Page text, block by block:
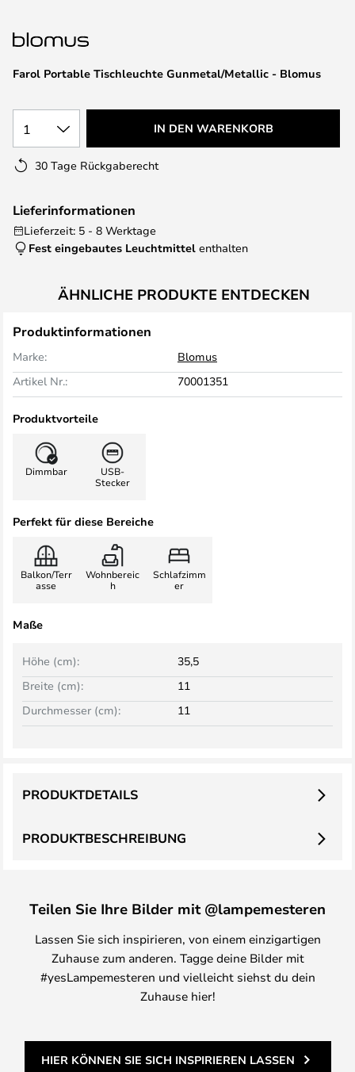
Farol Portable Tischleuchte Gunmetal/Metallic - Blomus
1 IN DEN WARENKORB
30 Tage Rückgaberecht
Lieferinformationen
Lieferzeit: 5 - 8 Werktage
Fest eingebautes Leuchtmittel enthalten
ÄHNLICHE PRODUKTE ENTDECKEN
Produktinformationen
Marke:
Blomus
Artikel Nr.:
70001351
Produktvorteile
Dimmbar
USB-
Stecker
Perfekt für diese Bereiche
Balkon/Terr
asse
Wohnbereic
h
Schlafzimm
er
Maße
Breite (cm): 11
Höhe (cm): 35,5
Durchmesser (cm): 11
PRODUKTBESCHREIBUNG
PRODUKTDETAILS
Teilen Sie Ihre Bilder mit @lampemesteren
Lassen Sie sich inspirieren, von einem einzigartigen
Zuhause zum anderen. Tagge deine Bilder mit
#yesLampemesteren und vielleicht siehst du dein
Zuhause hier!
HIER KÖNNEN SIE SICH INSPIRIEREN LASSEN